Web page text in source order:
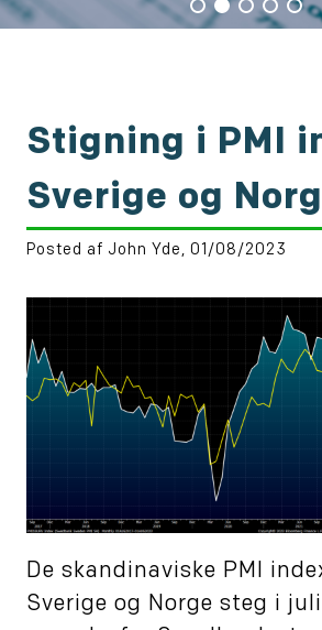
Stigning i PMI
Sverige og
Posted af John Yde, 01/08/2023
De skandinaviske PMI
Sverige og Norge steg i